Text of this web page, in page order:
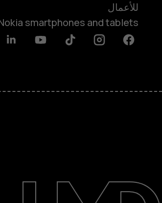
الدعم
للأعمال
smartphones and tablets
Facebook
Instagram
Tiktok
Youtube